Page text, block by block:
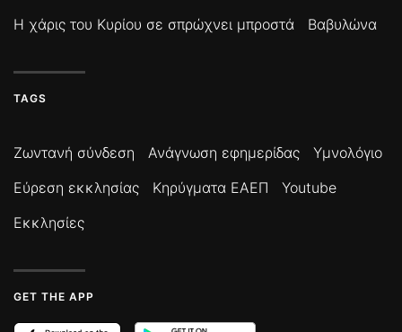
Η χάρις του Κυρίου σε σπρώχνει μπροστά
Βαβυλώνα
TAGS
Ζωντανή σύνδεση Ανάγνωση εφημερίδας
Υμνολόγιο
Εύρεση εκκλησίας
Κηρύγματα ΕΑΕΠ
Youtube
Εκκλησίες
GET THE APP